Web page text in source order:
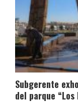
Subgerente
del parque “Los